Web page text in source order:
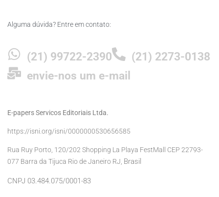
Alguma dúvida? Entre em contato:
(21) 99722-2390
(21) 2273-0138
envie-nos um e-mail
E-papers Servicos Editoriais Ltda.
https://isni.org/isni/0000000530656585
Rua Ruy Porto, 120/202 Shopping La Playa FestMall CEP 22793-
077 Barra da Tijuca Rio de Janeiro RJ, Brasil
CNPJ 03.484.075/0001-83